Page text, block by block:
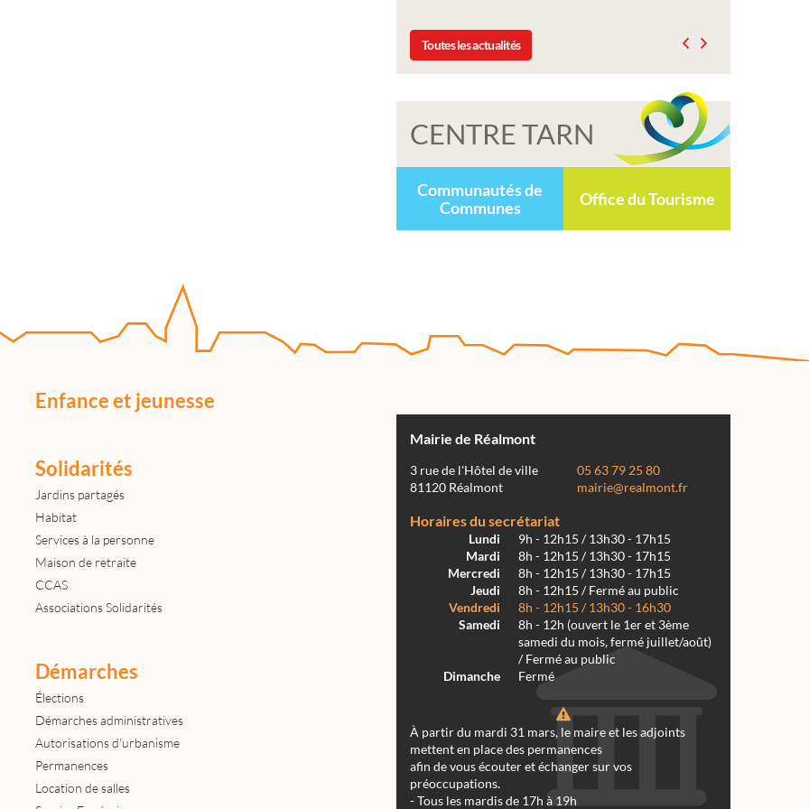
Toutes les actualités
CENTRE TARN
Communautés de
Communes
Office du Tourisme
Enfance et jeunesse
Solidarités
Jardins partagés
Habitat
Services à la personne
Maison de retraite
CCAS
Associations Solidarités
Démarches
Élections
Démarches administratives
Autorisations d'urbanisme
Permanences
Location de salles
Mairie de Réalmont
3 rue de l'Hôtel de ville
81120 Réalmont
05 63 79 25 80
mairie@realmont.fr
Horaires du secrétariat
Lundi
9h - 12h15 / 13h30 - 17h15
Mardi
8h - 12h15 / 13h30 - 17h15
Mercredi
8h - 12h15 / 13h30 - 17h15
Jeudi
8h - 12h15 / Fermé au public
Vendredi
8h - 12h15 / 13h30 - 16h30
Samedi
8h - 12h (ouvert le 1er et 3ème
samedi du mois, fermé juillet/août)
/ Fermé au public
Dimanche
Fermé
À partir du mardi 31 mars, le maire et les adjoints
mettent en place des permanences
afin de vous écouter et échanger sur vos
préoccupations.
- Tous les mardis de 17h à 19h